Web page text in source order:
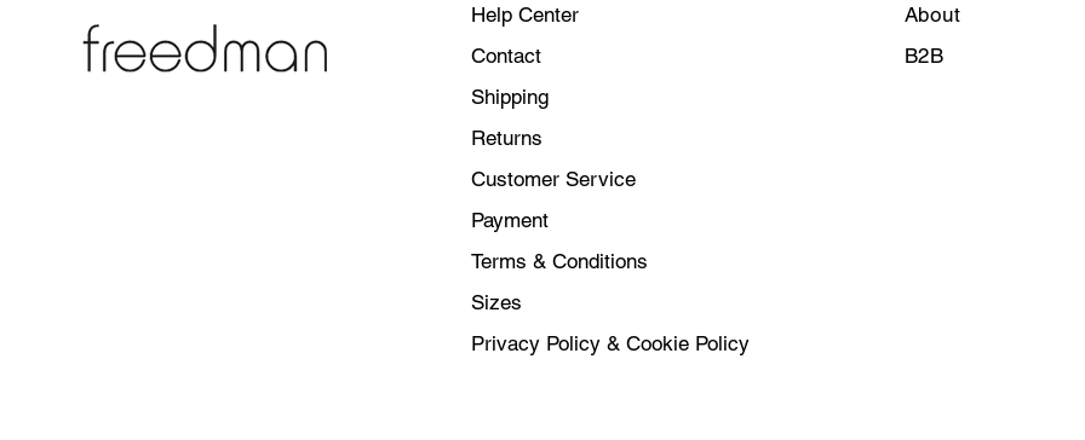
Help Center
Contact
Shipping
Returns
Customer Service
Payment
Terms & Conditions
Sizes
Privacy Policy & Cookie Policy
About
B2B